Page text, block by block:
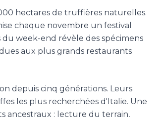
hectares de truffières naturelles.
chaque novembre un festival
week-end révèle des spécimens
aux plus grands restaurants
depuis cinq générations. Leurs
les plus recherchées d'Italie. Une
ancestraux : lecture du terrain,